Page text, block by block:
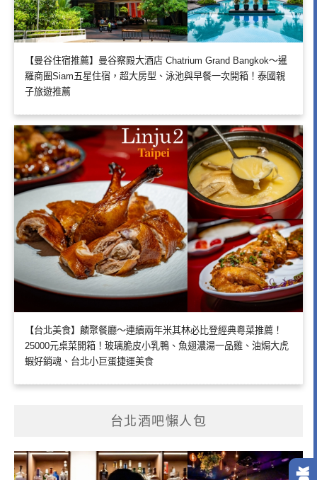
【曼谷住宿推薦】曼谷察殿大酒店 Chatrium Grand Bangkok～暹
羅商圈Siam五星住宿，超大房型、泳池與早餐一次開箱！泰國親
子旅遊推薦
【台北美食】麟聚餐廳～連續兩年米其林必比登經典粵菜推薦！
25000元桌菜開箱！玻璃脆皮小乳鴨、魚翅濃湯一品雞、油焗大虎
蝦好銷魂、台北小巨蛋捷運美食
台北酒吧懶人包